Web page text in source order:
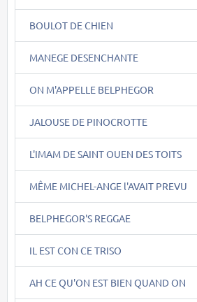
BOULOT DE CHIEN
MANEGE DESENCHANTE
ON M'APPELLE BELPHEGOR
JALOUSE DE PINOCROTTE
L'IMAM DE SAINT OUEN DES TOITS
MÊME MICHEL-ANGE l'AVAIT PREVU
BELPHEGOR'S REGGAE
IL EST CON CE TRISO
AH CE QU'ON EST BIEN QUAND ON